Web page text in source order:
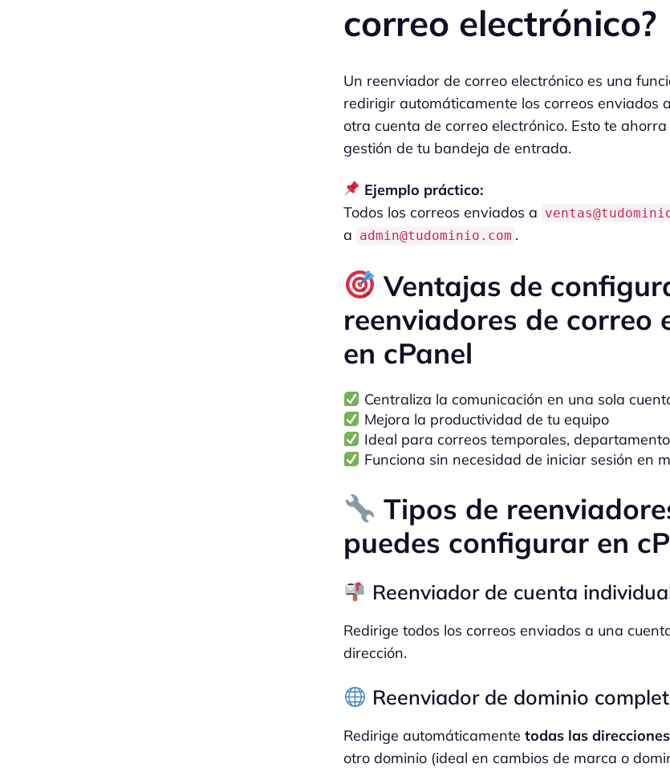
correo electrónico?
Un reenviador de correo electrónico es una
redirigir automáticamente los correos enviados
otra cuenta de correo electrónico. Esto te
gestión de tu bandeja de entrada.
Ejemplo práctico:
Todos los correos enviados a
a admin@tudominio.com .
Ventajas de
reenviadores de correo
en cPanel
Centraliza la comunicación en una sola
Mejora la productividad de tu equipo
Ideal para correos temporales,
Funciona sin necesidad de iniciar sesión en
Tipos de
puedes configurar en
Reenviador de cuenta
Redirige todos los correos enviados a una
dirección.
Reenviador de dominio
Redirige automáticamentetodas las direcciones
otro dominio (ideal en cambios de marca o